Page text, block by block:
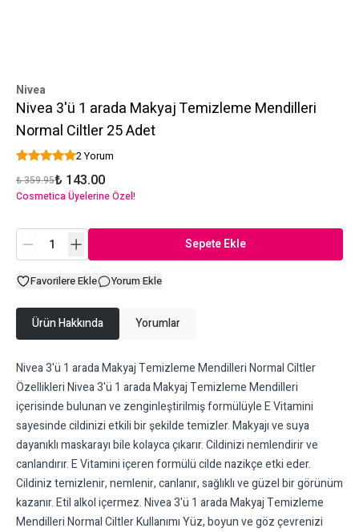
Nivea
Nivea 3'ü 1 arada Makyaj Temizleme Mendilleri
Normal Ciltler 25 Adet
2 Yorum
₺ 359.95₺ 143.00
Cosmetica Üyelerine Özel!
Sepete Ekle
Favorilere Ekle Yorum Ekle
Ürün Hakkında Yorumlar
Nivea 3'ü 1 arada Makyaj Temizleme Mendilleri Normal Ciltler
Özellikleri Nivea 3'ü 1 arada Makyaj Temizleme Mendilleri
içerisinde bulunan ve zenginleştirilmiş formülüyle E Vitamini
sayesinde cildinizi etkili bir şekilde temizler. Makyajı ve suya
dayanıklı maskarayı bile kolayca çıkarır. Cildinizi nemlendirir ve
canlandırır. E Vitamini içeren formülü cilde nazikçe etki eder.
Cildiniz temizlenir, nemlenir, canlanır, sağlıklı ve güzel bir görünüm
kazanır. Etil alkol içermez. Nivea 3'ü 1 arada Makyaj Temizleme
Mendilleri Normal Ciltler Kullanımı Yüz, boyun ve göz çevrenizi